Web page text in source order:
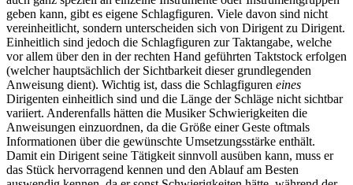
geben kann, gibt es eigene Schlagfiguren. Viele davon sind nicht
vereinheitlicht, sondern unterscheiden sich von Dirigent zu Dirigent.
Einheitlich sind jedoch die Schlagfiguren zur Taktangabe, welche
vor allem über den in der rechten Hand geführten Taktstock erfolgen
(welcher hauptsächlich der Sichtbarkeit dieser grundlegenden
Anweisung dient). Wichtig ist, dass die Schlagfiguren eines
Dirigenten einheitlich sind und die Länge der Schläge nicht sichtbar
variiert. Anderenfalls hätten die Musiker Schwierigkeiten die
Anweisungen einzuordnen, da die Größe einer Geste oftmals
Informationen über die gewünschte Umsetzungsstärke enthält.
Damit ein Dirigent seine Tätigkeit sinnvoll ausüben kann, muss er
das Stück hervorragend kennen und den Ablauf am Besten